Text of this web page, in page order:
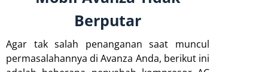
Berputar
Agar tak salah penanganan saat muncul
permasalahannya di Avanza Anda, berikut ini